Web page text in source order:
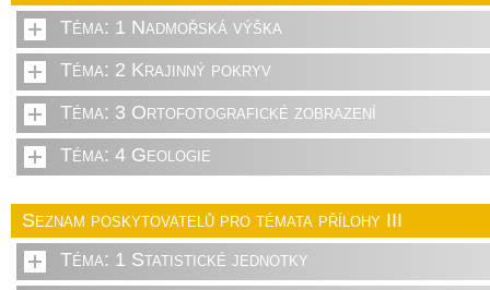
Téma: 1 Nadmořská výška
Téma: 2 Krajinný pokryv
Téma: 3 Ortofotografické zobrazení
Téma: 4 Geologie
Seznam poskytovatelů pro témata přílohy III
Téma: 1 Statistické jednotky